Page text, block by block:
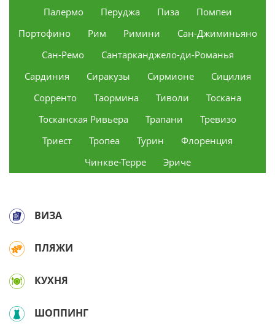
Палермо Перуджа Пиза
Помпеи
Портофино
Рим Римини
Сан-Джиминьяно
Сан-Ремо
Сантарканджело-ди-Романья
Сардиния
Сиракузы Сирмионе
Сицилия
Сорренто
Таормина Тиволи
Тоскана
Тосканская Ривьера
Трапани
Тревизо
Триест
Тропеа Турин
Флоренция
Чинкве-Терре
Эриче
ВИЗА
ПЛЯЖИ
КУХНЯ
ШОППИНГ